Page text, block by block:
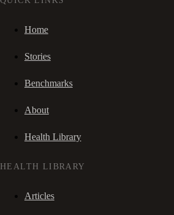
Home
Stories
Benchmarks
About
Health Library
HEALTH LIBRARY
Articles